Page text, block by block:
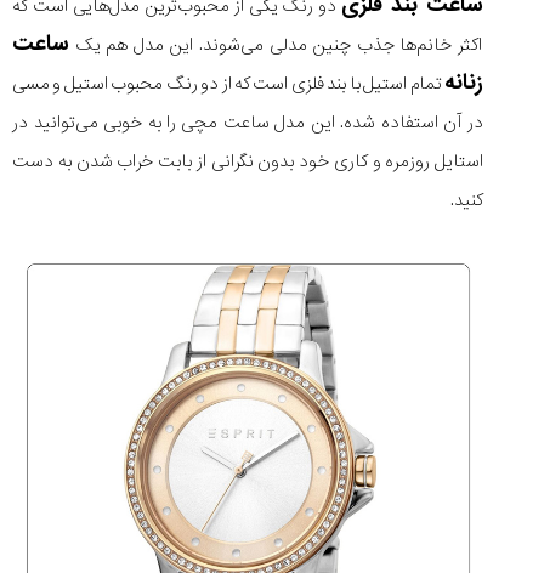
دو رنگ یکی از محبوب‌ترین مدل‌هایی است که
اکثر خانم‌ها جذب چنین مدلی می‌شوند. این مدل هم یک ساعت
زنانهتمام استیل با بند فلزی است که از دو رنگ محبوب استیل و مسی
در آن استفاده شده. این مدل ساعت مچی را به خوبی می‌توانید در
استایل روزمره و کاری خود بدون نگرانی از بابت خراب شدن به دست
کنید.